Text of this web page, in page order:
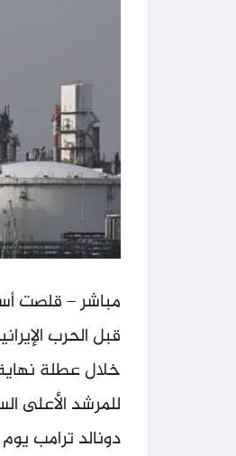
مباشر – قلصت
قبل الحرب
خلال عطلة
للمرشد الأعلى
دونالد ترامب